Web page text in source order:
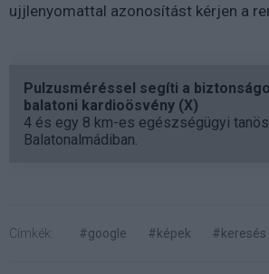
ujjlenyomattal azonosítást kérjen a
Pulzusméréssel segíti a
balatoni kardioösvény (X)
4 és egy 8 km-es egészségügyi
Balatonalmádiban.
Címkék: #google #képek #keresés